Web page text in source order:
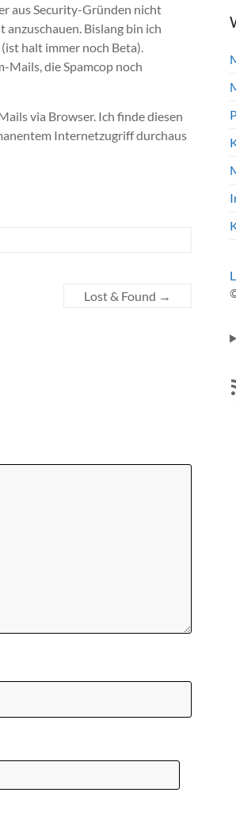
aus Security-Gründen nicht
anzuschauen. Bislang bin ich
halt immer noch Beta).
Mails, die Spamcop noch
via Browser. Ich finde diesen
Internetzugriff durchaus
Lost & Found →